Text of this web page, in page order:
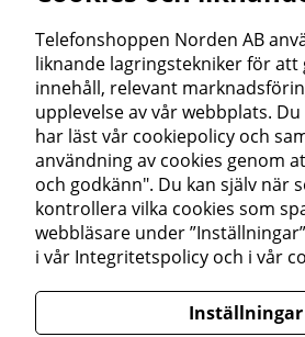
Telefonshoppen Norden AB
liknande lagringstekniker för att
innehåll, relevant
upplevelse av vår webbplats.
har läst vår cookiepolicy och
användning av cookies genom
och godkänn". Du kan själv när
kontrollera vilka cookies som
webbläsare under
i vår Integritetspolicy och i vår
Inställningar